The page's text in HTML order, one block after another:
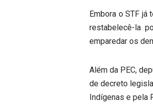
Embora o STF já
restabelecê-la
emparedar os
Além da PEC,
de decreto
Indígenas e pela